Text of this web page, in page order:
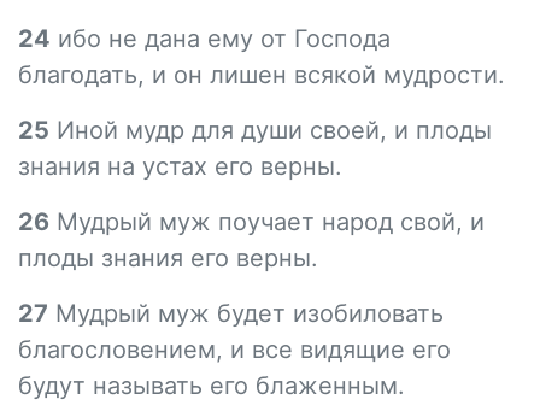
24 ибо не дана ему от Господа
благодать, и он лишен всякой мудрости.
25 Иной мудр для души своей, и плоды
знания на устах его верны.
26 Мудрый муж поучает народ свой, и
плоды знания его верны.
27 Мудрый муж будет изобиловать
благословением, и все видящие его
будут называть его блаженным.